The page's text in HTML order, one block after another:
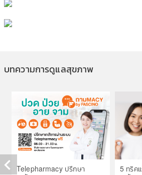
บทความการดูแลสุขภาพ
Telepharmacy ปรึกษา
5 ทริค